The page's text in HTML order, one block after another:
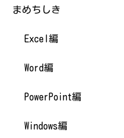
まめちしき
Excel編
Word編
PowerPoint編
Windows編